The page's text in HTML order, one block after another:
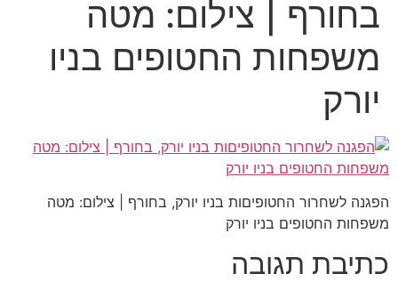
בחורף | צילום: מטה
משפחות החטופים בניו
יורק
הפגנה לשחרור החטופיםות בניו יורק, בחורף | צילום: מטה
משפחות החטופים בניו יורק
כתיבת תגובה